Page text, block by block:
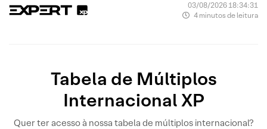
03/08/2026 18:34:31
4 minutos de leitura
Tabela de Múltiplos
Internacional XP
Quer ter acesso à nossa tabela de múltiplos internacional?